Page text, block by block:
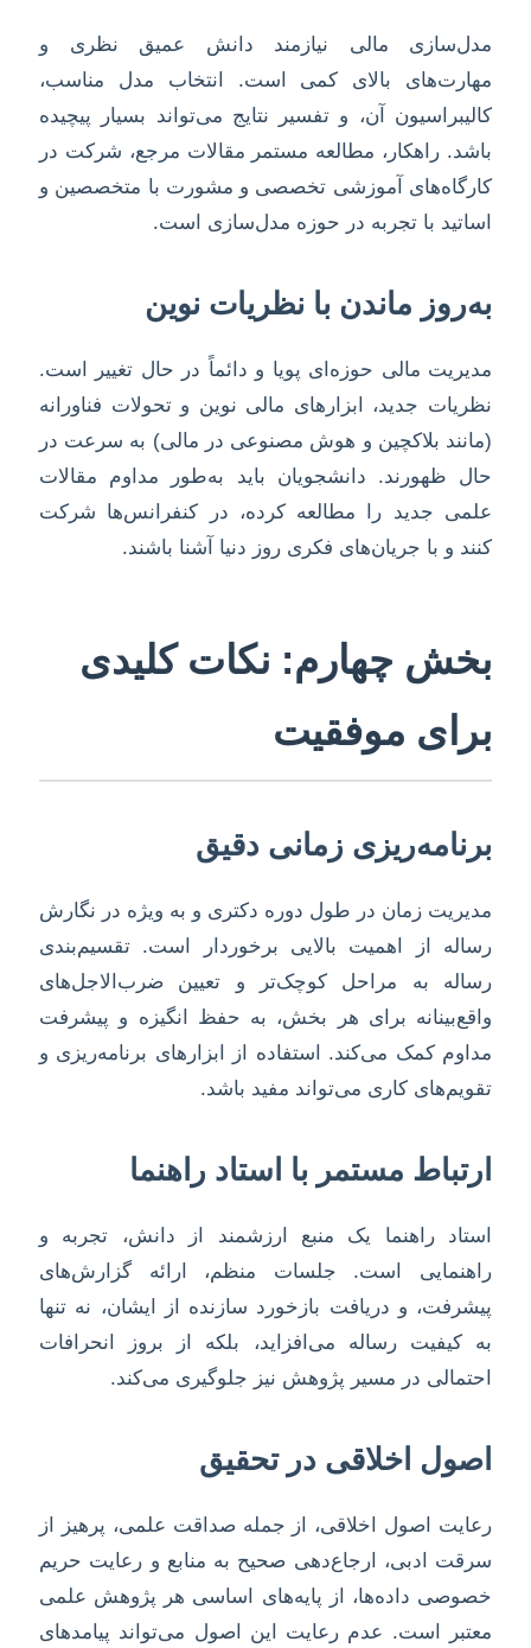
مدل‌سازی مالی نیازمند دانش عمیق نظری و
مهارت‌های بالای کمی است. انتخاب مدل مناسب،
کالیبراسیون آن، و تفسیر نتایج می‌تواند بسیار پیچیده
باشد. راهکار، مطالعه مستمر مقالات مرجع، شرکت در
کارگاه‌های آموزشی تخصصی و مشورت با متخصصین و
اساتید با تجربه در حوزه مدل‌سازی است.
به‌روز ماندن با نظریات نوین
مدیریت مالی حوزه‌ای پویا و دائماً در حال تغییر است.
نظریات جدید، ابزارهای مالی نوین و تحولات فناورانه
(مانند بلاکچین و هوش مصنوعی در مالی) به سرعت در
حال ظهورند. دانشجویان باید به‌طور مداوم مقالات
علمی جدید را مطالعه کرده، در کنفرانس‌ها شرکت
کنند و با جریان‌های فکری روز دنیا آشنا باشند.
بخش چهارم: نکات کلیدی
برای موفقیت
برنامه‌ریزی زمانی دقیق
مدیریت زمان در طول دوره دکتری و به ویژه در نگارش
رساله از اهمیت بالایی برخوردار است. تقسیم‌بندی
رساله به مراحل کوچک‌تر و تعیین ضرب‌الاجل‌های
واقع‌بینانه برای هر بخش، به حفظ انگیزه و پیشرفت
مداوم کمک می‌کند. استفاده از ابزارهای برنامه‌ریزی و
تقویم‌های کاری می‌تواند مفید باشد.
ارتباط مستمر با استاد راهنما
استاد راهنما یک منبع ارزشمند از دانش، تجربه و
راهنمایی است. جلسات منظم، ارائه گزارش‌های
پیشرفت، و دریافت بازخورد سازنده از ایشان، نه تنها
به کیفیت رساله می‌افزاید، بلکه از بروز انحرافات
احتمالی در مسیر پژوهش نیز جلوگیری می‌کند.
اصول اخلاقی در تحقیق
رعایت اصول اخلاقی، از جمله صداقت علمی، پرهیز از
سرقت ادبی، ارجاع‌دهی صحیح به منابع و رعایت حریم
خصوصی داده‌ها، از پایه‌های اساسی هر پژوهش علمی
معتبر است. عدم رعایت این اصول می‌تواند پیامدهای